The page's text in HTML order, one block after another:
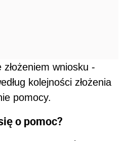
wniosku -
kolejności złożenia
pomocy.
o pomoc?